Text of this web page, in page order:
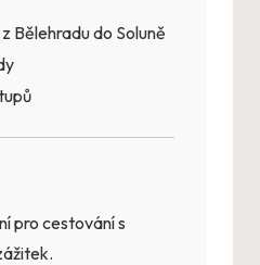
Bělehradu do Soluně
pro cestování s